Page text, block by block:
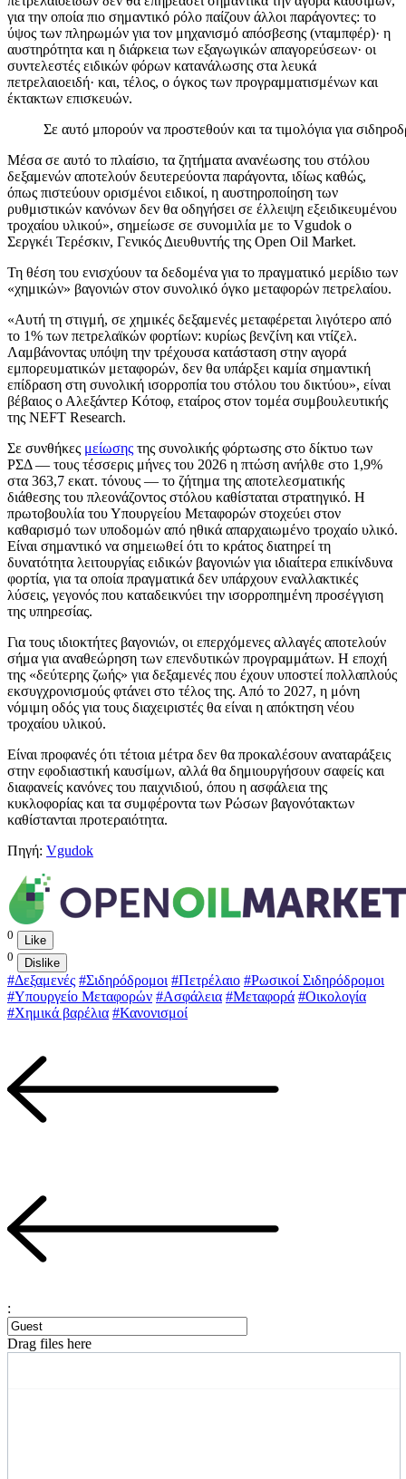
για την οποία πιο σημαντικό ρόλο παίζουν άλλοι παράγοντες: το
ύψος των πληρωμών για τον μηχανισμό απόσβεσης (νταμπφέρ)· η
αυστηρότητα και η διάρκεια των εξαγωγικών απαγορεύσεων· οι
συντελεστές ειδικών φόρων κατανάλωσης στα λευκά
πετρελαιοειδή· και, τέλος, ο όγκος των προγραμματισμένων και
έκτακτων επισκευών.
Σε αυτό μπορούν να προστεθούν και τα τιμολόγια για
Μέσα σε αυτό το πλαίσιο, τα ζητήματα ανανέωσης του στόλου
δεξαμενών αποτελούν δευτερεύοντα παράγοντα, ιδίως καθώς,
όπως πιστεύουν ορισμένοι ειδικοί, η αυστηροποίηση των
ρυθμιστικών κανόνων δεν θα οδηγήσει σε έλλειψη εξειδικευμένου
τροχαίου υλικού», σημείωσε σε συνομιλία με το Vgudok ο
Σεργκέι Τερέσκιν, Γενικός Διευθυντής της Open Oil Market.
Τη θέση του ενισχύουν τα δεδομένα για το πραγματικό μερίδιο των
«χημικών» βαγονιών στον συνολικό όγκο μεταφορών πετρελαίου.
«Αυτή τη στιγμή, σε χημικές δεξαμενές μεταφέρεται λιγότερο από
το 1% των πετρελαϊκών φορτίων: κυρίως βενζίνη και ντίζελ.
Λαμβάνοντας υπόψη την τρέχουσα κατάσταση στην αγορά
εμπορευματικών μεταφορών, δεν θα υπάρξει καμία σημαντική
επίδραση στη συνολική ισορροπία του στόλου του δικτύου», είναι
βέβαιος ο Αλεξάντερ Κότοφ, εταίρος στον τομέα συμβουλευτικής
της NEFT Research.
Σε συνθήκες μείωσης της συνολικής φόρτωσης στο δίκτυο των
ΡΣΔ — τους τέσσερις μήνες του 2026 η πτώση ανήλθε στο 1,9%
στα 363,7 εκατ. τόνους — το ζήτημα της αποτελεσματικής
διάθεσης του πλεονάζοντος στόλου καθίσταται στρατηγικό. Η
πρωτοβουλία του Υπουργείου Μεταφορών στοχεύει στον
καθαρισμό των υποδομών από ηθικά απαρχαιωμένο τροχαίο υλικό.
Είναι σημαντικό να σημειωθεί ότι το κράτος διατηρεί τη
δυνατότητα λειτουργίας ειδικών βαγονιών για ιδιαίτερα επικίνδυνα
φορτία, για τα οποία πραγματικά δεν υπάρχουν εναλλακτικές
λύσεις, γεγονός που καταδεικνύει την ισορροπημένη προσέγγιση
της υπηρεσίας.
Για τους ιδιοκτήτες βαγονιών, οι επερχόμενες αλλαγές αποτελούν
σήμα για αναθεώρηση των επενδυτικών προγραμμάτων. Η εποχή
της «δεύτερης ζωής» για δεξαμενές που έχουν υποστεί πολλαπλούς
εκσυγχρονισμούς φτάνει στο τέλος της. Από το 2027, η μόνη
νόμιμη οδός για τους διαχειριστές θα είναι η απόκτηση νέου
τροχαίου υλικού.
Είναι προφανές ότι τέτοια μέτρα δεν θα προκαλέσουν αναταράξεις
στην εφοδιαστική καυσίμων, αλλά θα δημιουργήσουν σαφείς και
διαφανείς κανόνες του παιχνιδιού, όπου η ασφάλεια της
κυκλοφορίας και τα συμφέροντα των Ρώσων βαγονότακτων
καθίστανται προτεραιότητα.
Πηγή: Vgudok
0
Like
0
Dislike
#Δεξαμενές #Σιδηρόδρομοι #Πετρέλαιο #Ρωσικοί Σιδηρόδρομοι
#Υπουργείο Μεταφορών #Ασφάλεια #Μεταφορά #Οικολογία
#Χημικά βαρέλια #Κανονισμοί
:
Drag files here